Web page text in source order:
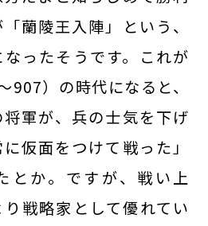
蘭陵王入陣」という、
ったそうです。これが
907）の時代になると、
将軍が、兵の士気を下げ
仮面をつけて戦った」
とか。ですが、戦い上
戦略家として優れてい